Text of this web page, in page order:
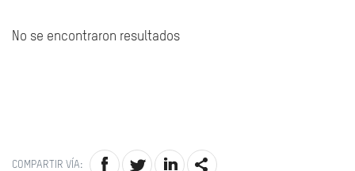
No se encontraron resultados
COMPARTIR VÍA: